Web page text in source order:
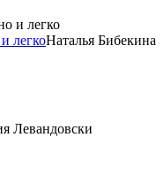
легкоНаталья Бибекина
Левандовски